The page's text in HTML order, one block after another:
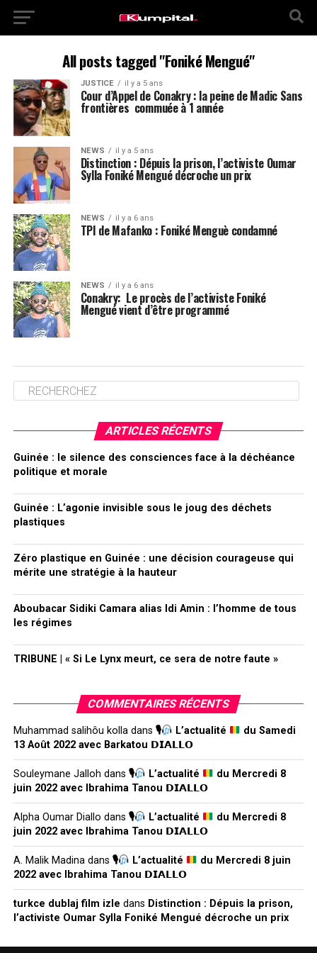
All posts tagged "Foniké Mengué"
JUSTICE il y a 5 ans
Cour d’Appel de Conakry : la peine de Madic Sans
frontières commuée à 1 année
NEWS il y a 5 ans
Distinction : Dépuis la prison, l’activiste Oumar
Sylla Foniké Mengué décroche un prix
NEWS il y a 6 ans
TPI de Mafanko : Foniké Menguè condamné
NEWS il y a 6 ans
Conakry: Le procès de l’activiste Foniké
Mengué vient d’être programmé
ARTICLES RÉCENTS
Guinée : le silence des consciences face à la déchéance
politique et morale
Guinée : L’agonie invisible sous le joug des déchets
plastiques
Zéro plastique en Guinée : une décision courageuse qui
mérite une stratégie à la hauteur
Aboubacar Sidiki Camara alias Idi Amin : l’homme de tous
les régimes
TRIBUNE | « Si Le Lynx meurt, ce sera de notre faute »
COMMENTAIRES RÉCENTS
Muhammad salihôu kolladans 🎙 L’actualité
du Samedi
13 Août 2022 avec Barkatou 𝗗𝗜𝗔𝗟𝗟𝗢
Souleymane Jalloh dans 🎙 L’actualité
du Mercredi 8
juin 2022 avec Ibrahima Tanou 𝗗𝗜𝗔𝗟𝗟𝗢
Alpha Oumar Diallo dans 🎙 L’actualité
du Mercredi 8
juin 2022 avec Ibrahima Tanou 𝗗𝗜𝗔𝗟𝗟𝗢
A. Malik Madinadans 🎙 L’actualité
du Mercredi 8 juin
2022 avec Ibrahima Tanou 𝗗𝗜𝗔𝗟𝗟𝗢
turkce dublaj film izle dans Distinction : Dépuis la prison,
l’activiste Oumar Sylla Foniké Mengué décroche un prix